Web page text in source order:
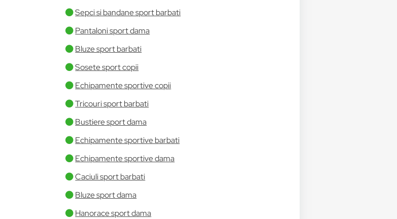
Sepci si bandane sport barbati
Pantaloni sport dama
Bluze sport barbati
Sosete sport copii
Echipamente sportive copii
Tricouri sport barbati
Bustiere sport dama
Echipamente sportive barbati
Echipamente sportive dama
Caciuli sport barbati
Bluze sport dama
Hanorace sport dama